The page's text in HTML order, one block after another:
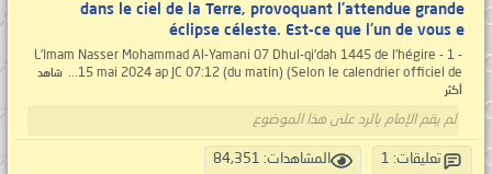
dans le ciel de la Terre, provoquant l'attendue grande
éclipse céleste. Est-ce que l'un de vous e
- 1 - L'Imam Nasser Mohammad Al-Yamani 07 Dhul-qi'dah 1445 de l'hégire
15 mai 2024 ap JC 07:12 (du matin) (Selon le calendrier officiel de...
شاهد
أكثر
لم يقم الإمام بالرد على هذا الموضوع
تعليقات: 1 المشاهدات: 84,351